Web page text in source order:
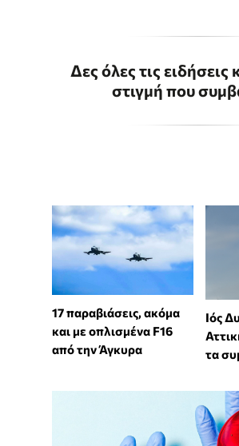
Δες όλες τις ειδήσεις
στιγμή που
17 παραβιάσεις, ακόμα
και με οπλισμένα F16
από την Άγκυρα
Ιός
τα